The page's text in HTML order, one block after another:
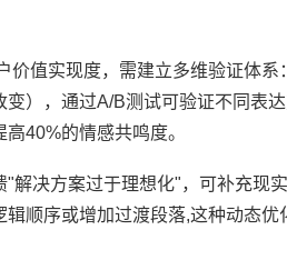
值实现度，需建立多维验证体系
），通过A/B测试可验证不同表
40%的情感共鸣度。
决方案过于理想化"，可补充现
顺序或增加过渡段落,这种动态优